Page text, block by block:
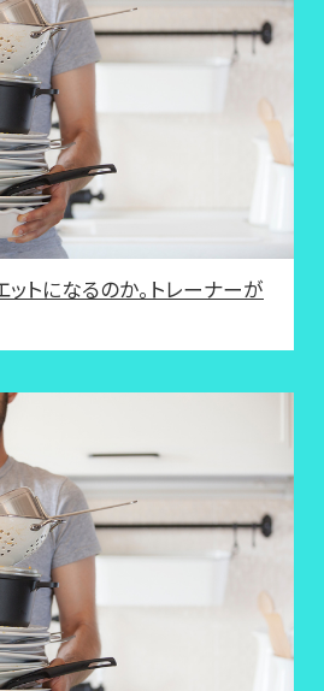
トになるのか。トレーナーが